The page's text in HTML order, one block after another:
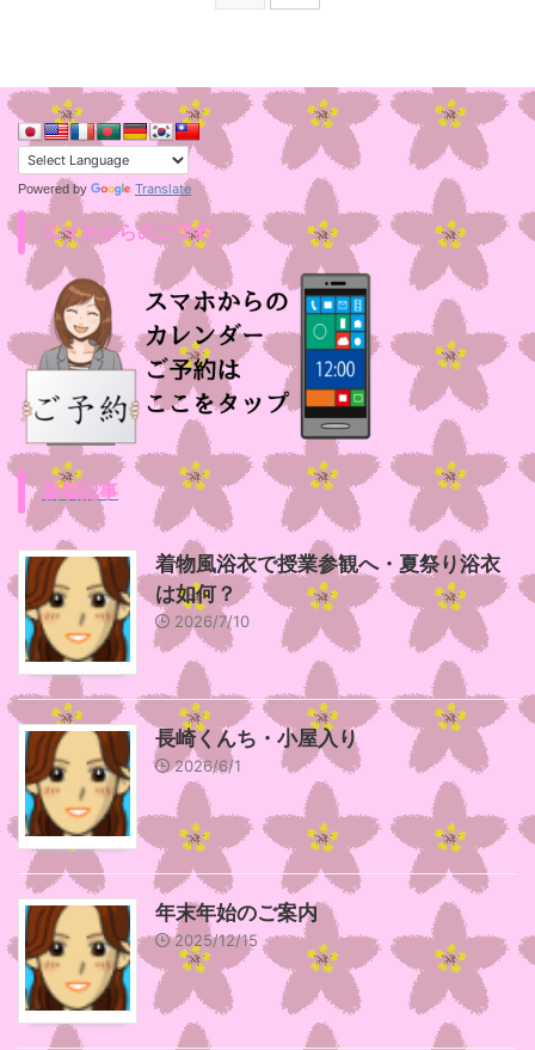
Powered by Translate
スマホからのご予約
新着記事
着物風浴衣で授業参観へ・夏祭り浴衣
は如何？
2026/7/10
長崎くんち・小屋入り
2026/6/1
年末年始のご案内
2025/12/15